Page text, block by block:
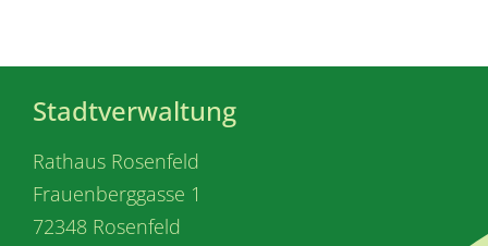
Stadtverwaltung
Rathaus Rosenfeld
Frauenberggasse 1
72348 Rosenfeld